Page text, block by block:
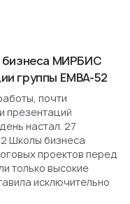
бизнеса МИРБИС
группы EMBA-52
почти
презентаций
настал. 27
Школы бизнеса
проектов перед
только высокие
исключительно